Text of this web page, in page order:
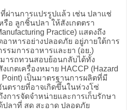
านการแปรรูปแล้ว เช่น ปลาแช่
รือ ลูกชิ้นปลา ให้สังเกตตรา
Practice) แสดงถึง
าหารอย่างปลอดภัย อยู่ภายใต้การ
รมการอาหารและยา (อย.)
ารถทวนสอบย้อนกลับได้ทั้ง
เกตเครื่องหมาย HACCP (Hazard
Point) เป็นมาตรฐานการผลิตที่มี
ตรายที่อาจเกิดขึ้นในห่วงโซ่
การจัดจำหน่ายและการเก็บรักษา
ปลาที่ สด สะอาด ปลอดภัย